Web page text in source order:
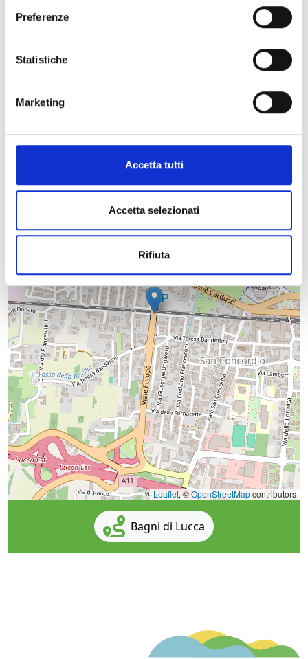
Preferenze
Statistiche
Marketing
Accetta tutti
Accetta selezionati
Rifiuta
District/Location:
+
Leaflet, ©OpenStreetMapcontributors
Bagni di Lucca